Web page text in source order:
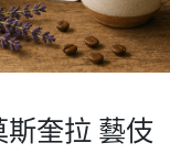
奎拉 藝伎